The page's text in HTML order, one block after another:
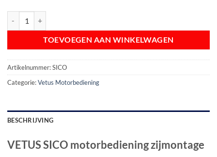
TOEVOEGEN AAN WINKELWAGEN
Artikelnummer:SICO
Categorie:Vetus Motorbediening
BESCHRIJVING
VETUS SICO motorbediening zijmontage